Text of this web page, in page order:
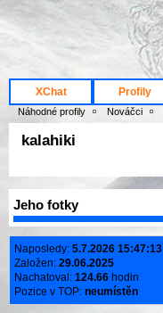
XChat Profily
Náhodné profily Nováčci
kalahiki
Jeho fotky
Naposledy: 5.7.2026 15:47:13
Založen: 29.06.2025
Nachatoval: 124.66 hodin
Pozice v TOP: neumístěn